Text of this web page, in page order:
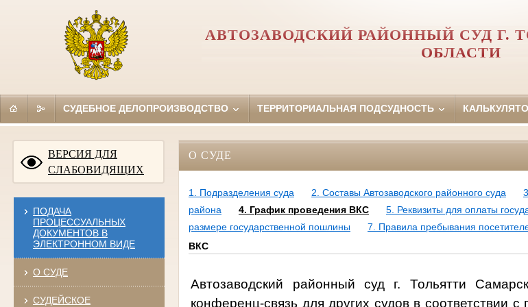
АВТОЗАВОДСКИЙ РАЙОННЫЙ СУД Г.
ОБЛАСТИ
СУДЕБНОЕ ДЕЛОПРОИЗВОДСТВО ТЕРРИТОРИАЛЬНАЯ ПОДСУДНОСТЬ
ВЕРСИЯ ДЛЯ
СЛАБОВИДЯЩИХ
ПОДАЧА
ПРОЦЕССУАЛЬНЫХ
ДОКУМЕНТОВ В
ЭЛЕКТРОННОМ ВИДЕ
О СУДЕ
СУДЕЙСКОЕ
О СУДЕ
1. Подразделения суда 2. Составы Автозаводского районного суда
района
4. График проведения ВКС 5. Реквизиты для оплаты
размере государственной пошлины
7. Правила пребывания
ВКС
Автозаводский районный суд г. Тольятти
конференц-связь для других судов в соответствии